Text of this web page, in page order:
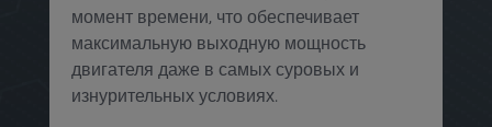
момент времени, что обеспечивает
максимальную выходную мощность
двигателя даже в самых суровых и
изнурительных условиях. ​